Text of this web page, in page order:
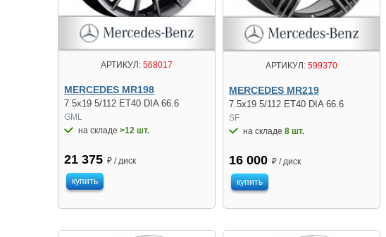
АРТИКУЛ:568017
MERCEDES MR198
7.5x19 5/112 ET40 DIA 66.6
GML
на складе >12 шт.
21 375 ₽ / диск
купить
АРТИКУЛ:599370
MERCEDES MR219
7.5x19 5/112 ET40 DIA 66.6
SF
на складе 8 шт.
16 000 ₽ / диск
купить